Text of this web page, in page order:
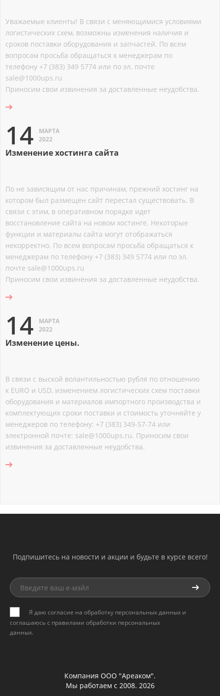
Уважаемые клиенты! В связи с меняющимися условиями
логистических схем, возможны изменения наличия и
сроков поставки оборудования и запчастей. По всем
вопросам просьба обращаться к менеджерам по
телефону +7 (383) 349 5774 или по эл. почте
sale@1000ups.ru
Приносим свои извинения за доставленные неудобства.
14
МАРТА
2022
Изменение хостинга сайта
По не зависящим от нас причинам, прежний хостинг на
котором был размещен сайт перестал существовать. В
связи с этим, в оперативном порядке идет
восстановление сайта на новом хостинге. Некоторые
функции и материалы сайта могут отображаться
некорректно. По всем вопросам просьба обращаться к
менеджерам по телефону +7 (383) 349 5774 или по эл.
почте sale@1000ups.ru
Приносим свои извинения за доставленные неудобства.
14
МАРТА
2022
Изменение цены.
В связи с выской волантильностью рубля по отношению
к EURO и USD, изменением логистических схем поставки
оборудования и материалов импортного производства и
комплектующих сроки поставки и стоимость уточняйте у
менеджеров по телефону: +7 (383) 349-57-74 или
электронной почте: sale@1000ups.ru. Приносим свои
извинения за доставленные неудобства.
Подпишитесь на новости и акции и будьте в курсе всего!
Я даю согласие на обработку персональных данных и
соглашаюсь с правилами обработки персональных
данных.
Компания ООО "Ареаком".
Мы работаем с 2008. 2026